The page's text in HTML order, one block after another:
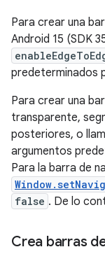
Para crear una
Android 15 (SDK
predeterminados
Para crear una
transparente,
posteriores, o
argumentos
Para la barra de
false . De lo
Crea barras